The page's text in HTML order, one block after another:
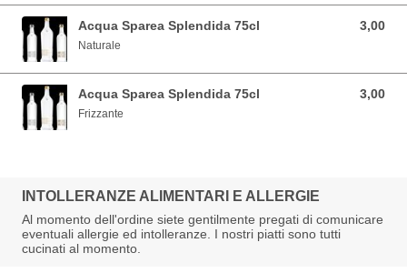
Acqua Sparea Splendida 75cl 3,00
3,00 EUR
Naturale
Acqua Sparea Splendida 75cl 3,00
3,00 EUR
Frizzante
INTOLLERANZE ALIMENTARI E ALLERGIE
Al momento dell'ordine siete gentilmente pregati di comunicare
eventuali allergie ed intolleranze. I nostri piatti sono tutti
cucinati al momento.